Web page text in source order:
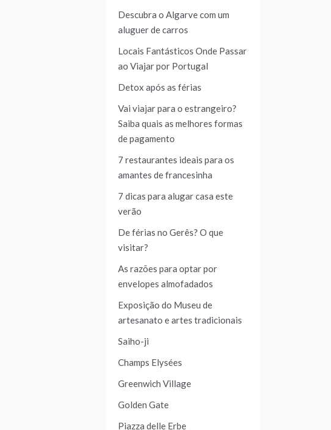
Descubra o Algarve com um
aluguer de carros
Locais Fantásticos Onde Passar
ao Viajar por Portugal
Detox após as férias
Vai viajar para o estrangeiro?
Saiba quais as melhores formas
de pagamento
7 restaurantes ideais para os
amantes de francesinha
7 dicas para alugar casa este
verão
De férias no Gerês? O que
visitar?
As razões para optar por
envelopes almofadados
Exposição do Museu de
artesanato e artes tradicionais
Saiho-ji
Champs Elysées
Greenwich Village
Golden Gate
Piazza delle Erbe